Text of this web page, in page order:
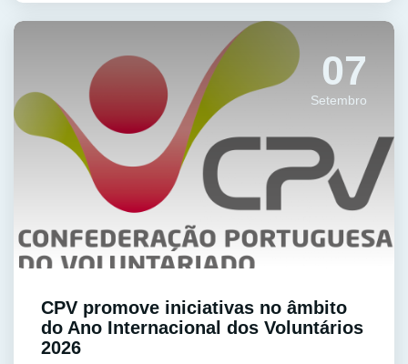
07
Setembro
CPV promove iniciativas no âmbito
do Ano Internacional dos Voluntários
2026